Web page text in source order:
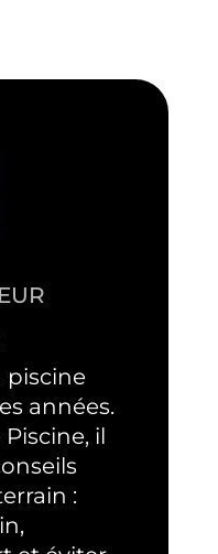
piscine
années.
il
: